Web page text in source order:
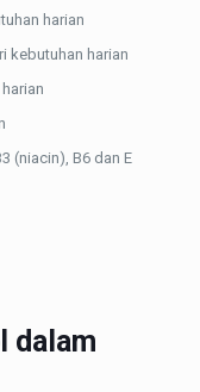
harian
kebutuhan harian
(niacin), B6 ​​dan E
dalam